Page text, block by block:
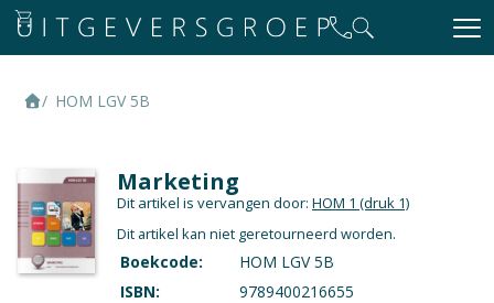
HOM LGV 5B
Marketing
Dit artikel is vervangen door: HOM 1 (druk 1)
Dit artikel kan niet geretourneerd worden.
Boekcode:
HOM LGV 5B
ISBN:
9789400216655